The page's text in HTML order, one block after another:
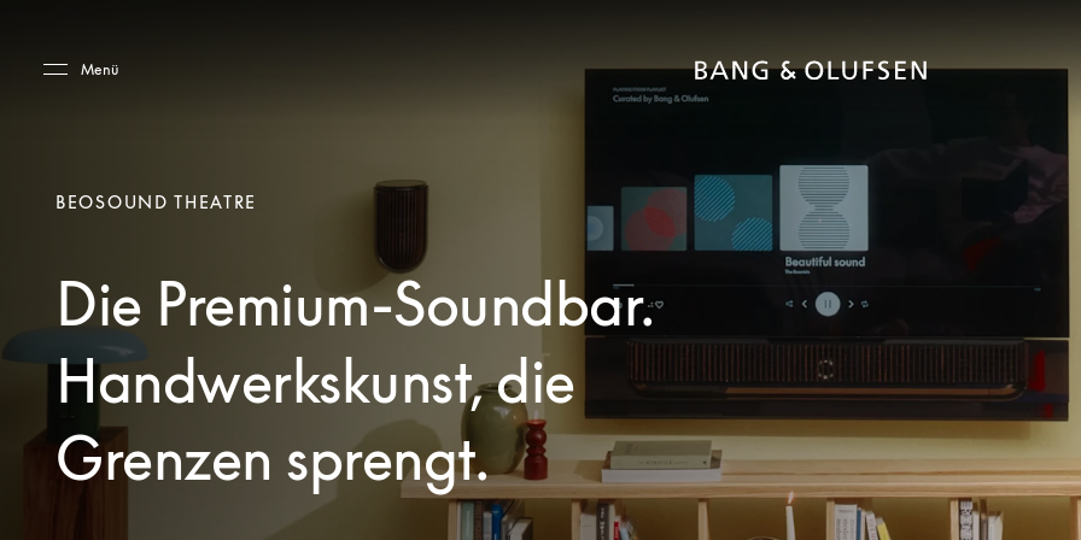
Menü
BEOSOUND THEATRE
Die Premium-Soundbar.
Handwerkskunst, die
Grenzen sprengt.